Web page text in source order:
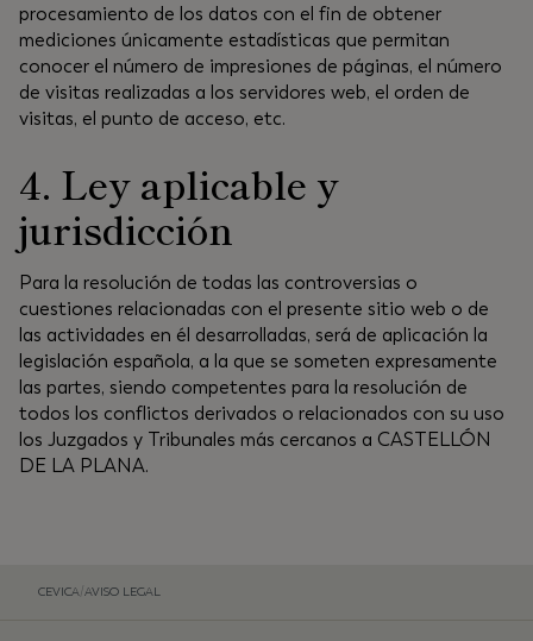
procesamiento de los datos con el fin de obtener
mediciones únicamente estadísticas que permitan
conocer el número de impresiones de páginas, el número
de visitas realizadas a los servidores web, el orden de
visitas, el punto de acceso, etc.
4. Ley aplicable y
jurisdicción
Para la resolución de todas las controversias o
cuestiones relacionadas con el presente sitio web o de
las actividades en él desarrolladas, será de aplicación la
legislación española, a la que se someten expresamente
las partes, siendo competentes para la resolución de
todos los conflictos derivados o relacionados con su uso
los Juzgados y Tribunales más cercanos a CASTELLÓN
DE LA PLANA.
CEVICA/AVISO LEGAL